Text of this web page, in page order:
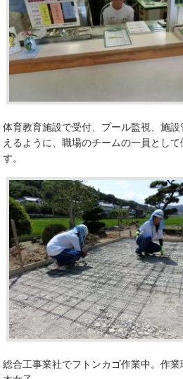
体育教育施設で受付、プール監視、施
えるように、職場のチームの一員とし
す。
総合工事業社でフトンカゴ作業中。作